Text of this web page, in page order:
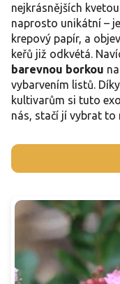
nejkrásnějších
naprosto unikátní –
krepový papír, a
keřů již odkvétá.
barevnou borkou
vybarvením listů.
kultivarům si tuto
nás, stačí jí vybrat to
V
ý
o
d